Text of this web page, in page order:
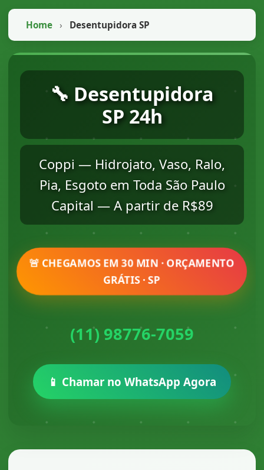
Home › Desentupidora SP
🔧 Desentupidora
SP 24h
Coppi — Hidrojato, Vaso, Ralo,
Pia, Esgoto em Toda São Paulo
Capital — A partir de R$89
🚨 CHEGAMOS EM 30 MIN · ORÇAMENTO
GRÁTIS · SP
(11) 98776-7059
📱 Chamar no WhatsApp Agora